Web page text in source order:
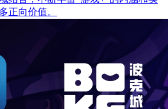
正向价值。